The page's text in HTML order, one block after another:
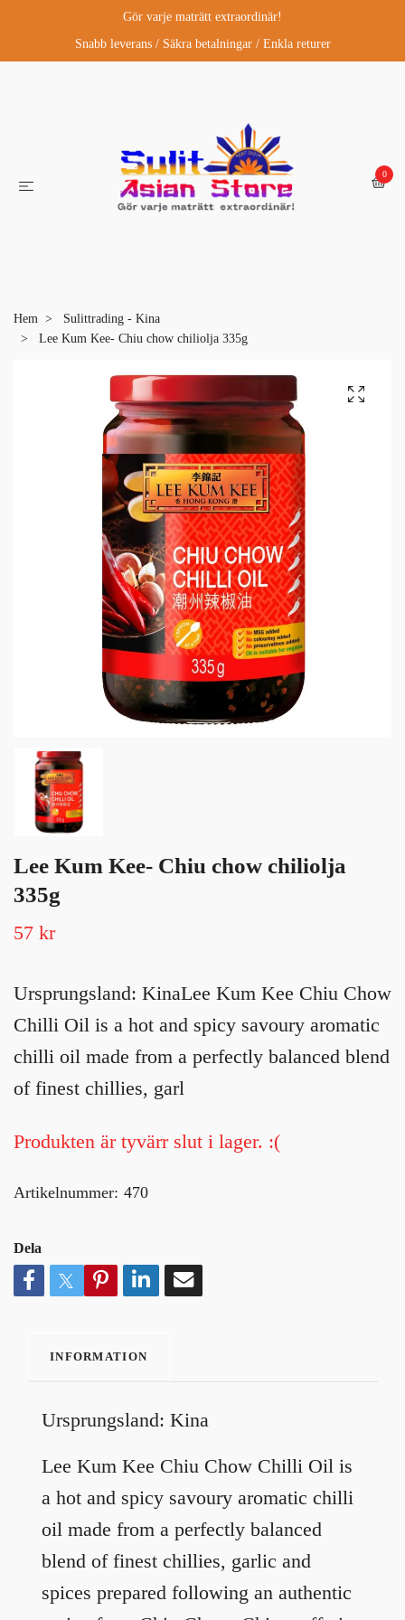
Gör varje maträtt extraordinär!
Snabb leverans / Säkra betalningar / Enkla returer
0
Hem
Sulittrading - Kina
Lee Kum Kee- Chiu chow chiliolja 335g
Lee Kum Kee- Chiu chow chiliolja
335g
57 kr
Ursprungsland: KinaLee Kum Kee Chiu Chow
Chilli Oil is a hot and spicy savoury aromatic
chilli oil made from a perfectly balanced blend
of finest chillies, garl
Produkten är tyvärr slut i lager. :(
Artikelnummer: 470
Dela
INFORMATION
Ursprungsland: Kina
Lee Kum Kee Chiu Chow Chilli Oil is
a hot and spicy savoury aromatic chilli
oil made from a perfectly balanced
blend of finest chillies, garlic and
spices prepared following an authentic